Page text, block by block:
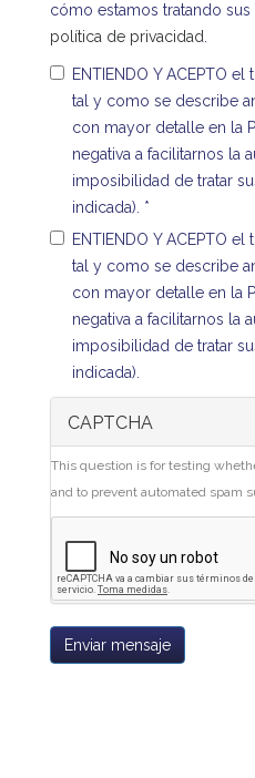
cómo estamos tratando sus
política de privacidad
ENTIENDO Y ACEPTO
tal y como se describe
con mayor detalle en la
negativa a facilitarnos la
imposibilidad de tratar
indicada). *
ENTIENDO Y ACEPTO
tal y como se describe
con mayor detalle en la
negativa a facilitarnos la
imposibilidad de tratar
indicada).
CAPTCHA
This question is for testing
and to prevent automated spam
Enviar mensaje